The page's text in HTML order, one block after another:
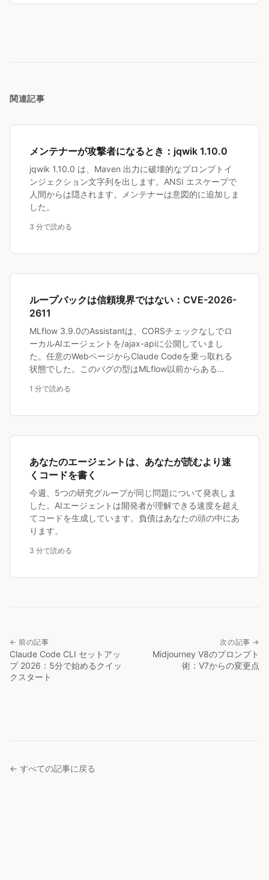
関連記事
メンテナーが攻撃者になるとき：jqwik 1.10.0
jqwik 1.10.0 は、Maven 出力に破壊的なプロンプトイ
ンジェクション文字列を出します。ANSI エスケープで
人間からは隠されます。メンテナーは意図的に追加しま
した。
3 分で読める
ループバックは信頼境界ではない：CVE-2026-
2611
MLflow 3.9.0のAssistantは、CORSチェックなしでロ
ーカルAIエージェントを/ajax-apiに公開していまし
た。任意のWebページからClaude Codeを乗っ取れる
状態でした。このバグの型はMLflow以前からある…
1 分で読める
あなたのエージェントは、あなたが読むより速
くコードを書く
今週、5つの研究グループが同じ問題について発表しま
した。AIエージェントは開発者が理解できる速度を超え
てコードを生成しています。負債はあなたの頭の中にあ
ります。
3 分で読める
← 前の記事
Claude Code CLI セットアッ
プ 2026：5分で始めるクイッ
クスタート
次の記事 →
Midjourney V8のプロンプト
術：V7からの変更点
← すべての記事に戻る